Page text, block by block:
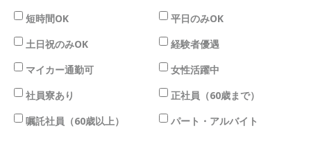
短時間OK
平日のみOK
土日祝のみOK
経験者優遇
マイカー通勤可
女性活躍中
社員寮あり
正社員（60歳まで）
嘱託社員（60歳以上）
パート・アルバイト